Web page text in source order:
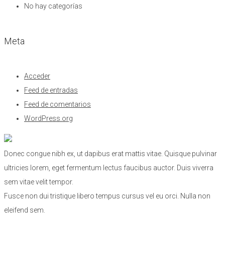
No hay categorías
Meta
Acceder
Feed de entradas
Feed de comentarios
WordPress.org
Donec congue nibh ex, ut dapibus erat mattis vitae. Quisque pulvinar
ultricies lorem, eget fermentum lectus faucibus auctor. Duis viverra
sem vitae velit tempor.
Fusce non dui tristique libero tempus cursus vel eu orci. Nulla non
eleifend sem.